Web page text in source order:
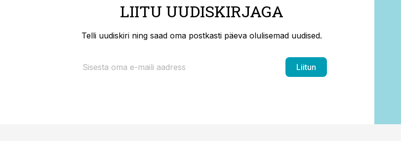
LIITU UUDISKIRJAGA
Telli uudiskiri ning saad oma postkasti päeva olulisemad uudised.
Liitun